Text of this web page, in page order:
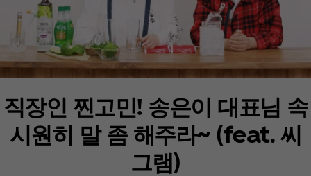
직장인 찐고민! 송은이 대표님 속
시원히 말 좀 해주라~ (feat. 씨
그램)